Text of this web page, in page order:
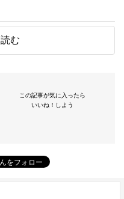
む
この記事が気に入ったら
いいね！しよう